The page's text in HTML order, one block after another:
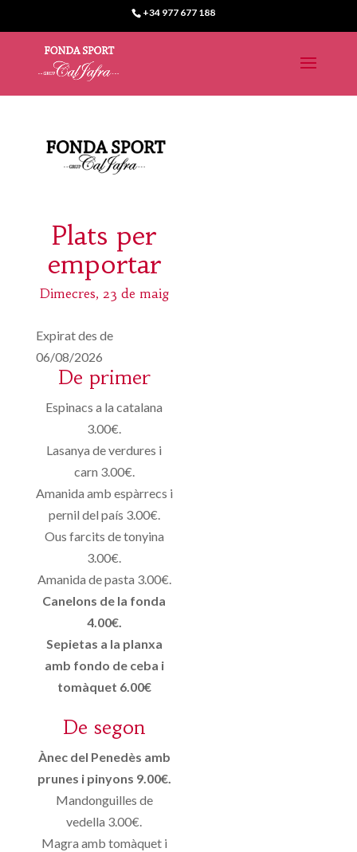
+34 977 677 188
Plats per
emportar
Dimecres, 23 de maig
Expirat des de
06/08/2026
De primer
Espinacs a la catalana
3.00€.
Lasanya de verdures i
carn 3.00€.
Amanida amb espàrrecs i
pernil del país 3.00€.
Ous farcits de tonyina
3.00€.
Amanida de pasta 3.00€.
Canelons de la fonda
4.00€.
Sepietas a la planxa
amb fondo de ceba i
tomàquet 6.00€
De segon
Ànec del Penedès amb
prunes i pinyons 9.00€.
Mandonguilles de
vedella 3.00€.
Magra amb tomàquet i